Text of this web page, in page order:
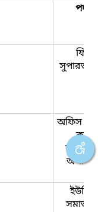
পদবি
ফিল্ড
অফিস
কাম-